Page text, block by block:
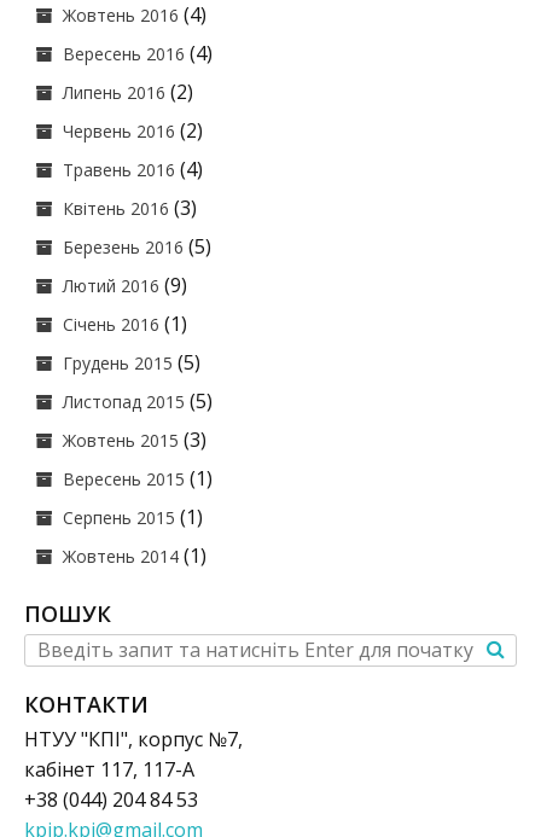
Жовтень 2016 (4)
Вересень 2016 (4)
Липень 2016 (2)
Червень 2016 (2)
Травень 2016 (4)
Квітень 2016 (3)
Березень 2016 (5)
Лютий 2016 (9)
Січень 2016 (1)
Грудень 2015 (5)
Листопад 2015 (5)
Жовтень 2015 (3)
Вересень 2015 (1)
Серпень 2015 (1)
Жовтень 2014 (1)
ПОШУК
КОНТАКТИ
НТУУ "КПІ", корпус №7,
кабінет 117, 117-А
+38 (044) 204 84 53
kpip.kpi@gmail.com